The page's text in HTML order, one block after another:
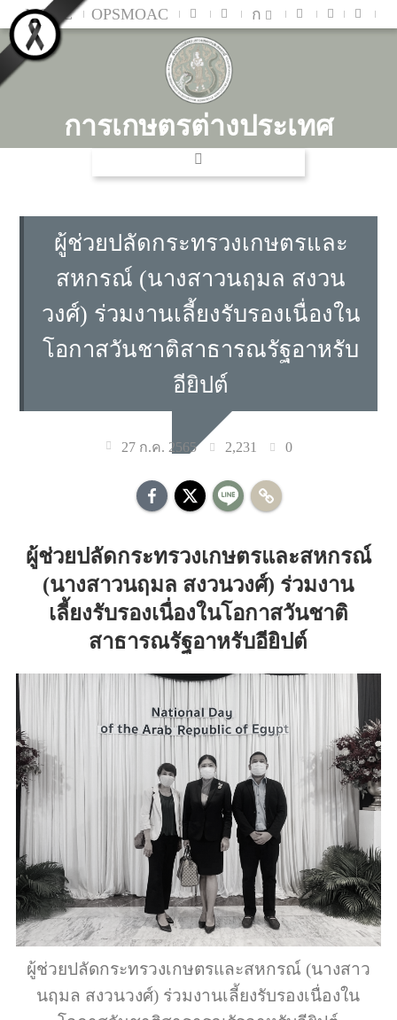
MOAC OPSMOAC ก
การเกษตรต่างประเทศ
ผู้ช่วยปลัดกระทรวงเกษตรและ
สหกรณ์ (นางสาวนฤมล สงวน
วงศ์) ร่วมงานเลี้ยงรับรองเนื่องใน
โอกาสวันชาติสาธารณรัฐอาหรับ
อียิปต์
27 ก.ค. 2565 2,231 0
ผู้ช่วยปลัดกระทรวงเกษตรและสหกรณ์
(นางสาวนฤมล สงวนวงศ์) ร่วมงาน
เลี้ยงรับรองเนื่องในโอกาสวันชาติ
สาธารณรัฐอาหรับอียิปต์
ผู้ช่วยปลัดกระทรวงเกษตรและสหกรณ์ (นางสาว
นฤมล สงวนวงศ์) ร่วมงานเลี้ยงรับรองเนื่องใน